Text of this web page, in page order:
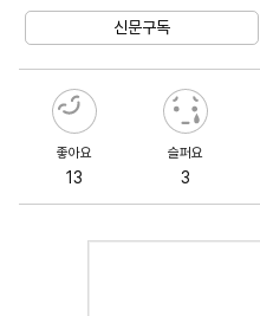
신문구독
좋아요
13
슬퍼요
3